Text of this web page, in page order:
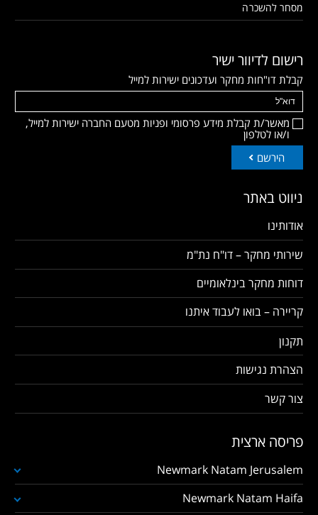
מסחר להשכרה
רישום לדיוור ישיר
קבלת דו"חות מחקר ועדכונים ישירות למייל
מאשר/ת קבלת מידע פרסומי ופניות מטעם החברה ישירות למייל,
ו/או לטלפון
הירשם
ניווט באתר
אודותינו
שירותי מחקר – דו"ח נת"מ
דוחות מחקר בינלאומיים
קריירה – בואו לעבוד איתנו
תקנון
הצהרת נגישות
צור קשר
פריסה ארצית
Newmark Natam Jerusalem
Newmark Natam Haifa